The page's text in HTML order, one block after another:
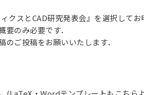
クスとCAD研究発表会』を選択してお
のみ必要です．
ご投稿をお願いいたします．